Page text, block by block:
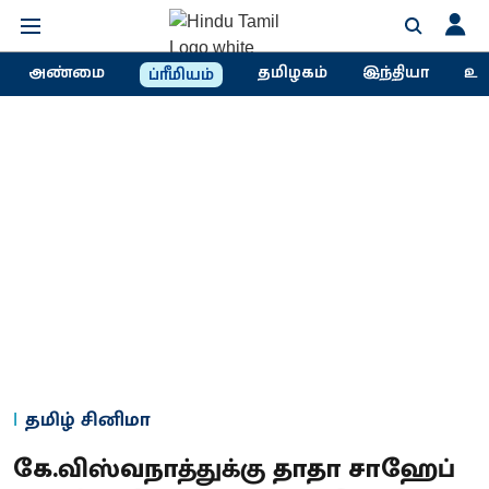
அண்மை ப்ரீமியம் தமிழகம் இந்தியா
தமிழ் சினிமா
கே.விஸ்வநாத்துக்கு தாதா சாஹேப்